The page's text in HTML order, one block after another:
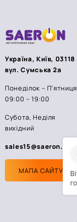
Україна, Київ, 03118
вул. Сумська 2а
Понеділок – П’ятниця
09:00 – 19:00
Субота, Неділя
вихідний
sales15@saeron.ua
МАПА САЙТУ